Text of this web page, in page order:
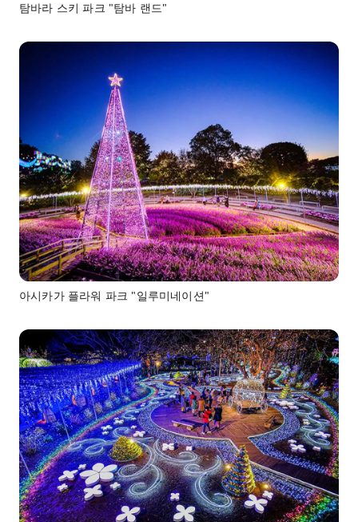
탐바라 스키 파크 "탐바 랜드"
아시카가 플라워 파크 "일루미네이션"